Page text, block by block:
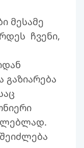
მესამე
ჩვენი,
გაზიარება